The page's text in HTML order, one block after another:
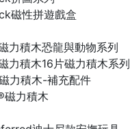
磁性拼遊戲盒
力積木恐龍與動物系列
力積木16片磁力積木系列
力積木-補充配件
力積木